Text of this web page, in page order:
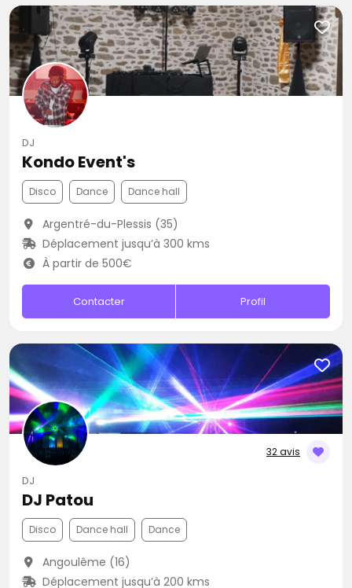
DJ
Kondo Event's
Disco Dance Dance hall
Argentré-du-Plessis (35)
Déplacement jusqu’à 300 kms
À partir de 500€
Contacter Profil
32 avis
DJ
DJ Patou
Disco Dance hall Dance
Angoulême (16)
Déplacement jusqu’à 200 kms